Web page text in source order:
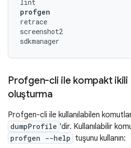
profgen
retrace
screenshot2
Profgen-cli ile kompakt
oluşturma
Profgen-cli ile kullanılabilen
dumpProfile 'dir. Kullanılabilir
profgen --help tuşunu kullanın: